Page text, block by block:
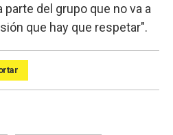
del grupo que no va a
que hay que respetar".